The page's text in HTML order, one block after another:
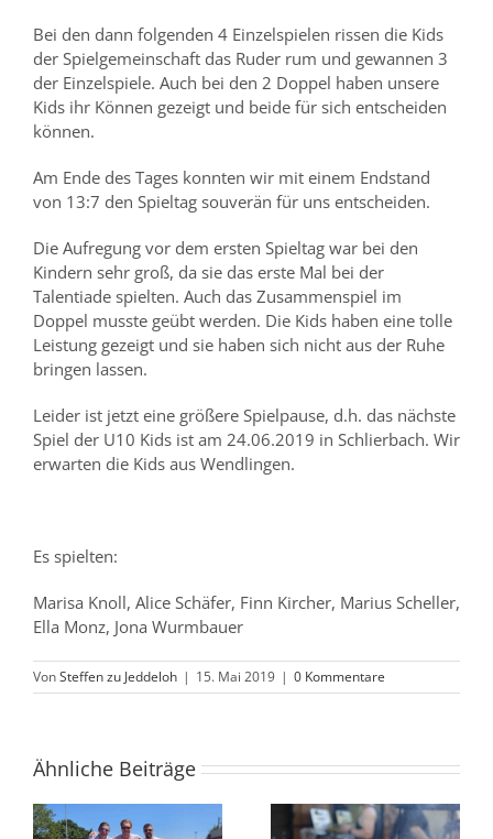
Bei den dann folgenden 4 Einzelspielen rissen die Kids
der Spielgemeinschaft das Ruder rum und gewannen 3
der Einzelspiele. Auch bei den 2 Doppel haben unsere
Kids ihr Können gezeigt und beide für sich entscheiden
können.
Am Ende des Tages konnten wir mit einem Endstand
von 13:7 den Spieltag souverän für uns entscheiden.
Die Aufregung vor dem ersten Spieltag war bei den
Kindern sehr groß, da sie das erste Mal bei der
Talentiade spielten. Auch das Zusammenspiel im
Doppel musste geübt werden. Die Kids haben eine tolle
Leistung gezeigt und sie haben sich nicht aus der Ruhe
bringen lassen.
Leider ist jetzt eine größere Spielpause, d.h. das nächste
Spiel der U10 Kids ist am 24.06.2019 in Schlierbach. Wir
erwarten die Kids aus Wendlingen.
Es spielten:
Marisa Knoll, Alice Schäfer, Finn Kircher, Marius Scheller,
Ella Monz, Jona Wurmbauer
VonSteffen zu Jeddeloh | 15. Mai 2019 | 0 Kommentare
Ähnliche Beiträge